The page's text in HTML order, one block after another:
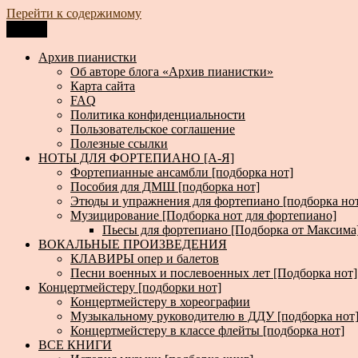
Перейти к содержимому
Архив пианистки
Всё для пианистов: ноты, книги, музыка, статьи…
Архив пианистки
Об авторе блога «Архив пианистки»
Карта сайта
FAQ
Политика конфиденциальности
Пользовательское соглашение
Полезные ссылки
НОТЫ ДЛЯ ФОРТЕПИАНО [А-Я]
Фортепианные ансамбли [подборка нот]
Пособия для ДМШ [подборка нот]
Этюды и упражнения для фортепиано [подборка
Музицирование [Подборка нот для фортепиано]
Пьесы для фортепиано [Подборка от
ВОКАЛЬНЫЕ ПРОИЗВЕДЕНИЯ
КЛАВИРЫ опер и балетов
Песни военных и послевоенных лет [Подборка нот]
Концертмейстеру [подборки нот]
Концертмейстеру в хореографии
Музыкальному руководителю в ДДУ [подборка нот]
Концертмейстеру в классе флейты [подборка нот]
ВСЕ КНИГИ